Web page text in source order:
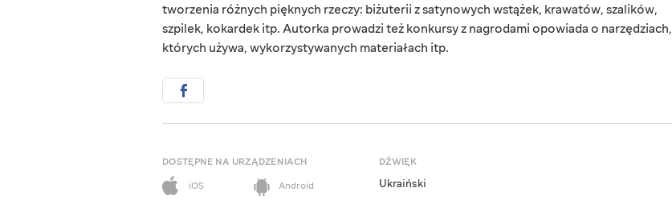
tworzenia różnych pięknych rzeczy: biżuterii z satynowych wstążek, krawatów, szalików,
szpilek, kokardek itp. Autorka prowadzi też konkursy z nagrodami opowiada o narzędziach,
których używa, wykorzystywanych materiałach itp.
DOSTĘPNE NA URZĄDZENIACH
iOS
Android
DŹWIĘK
Ukraiński